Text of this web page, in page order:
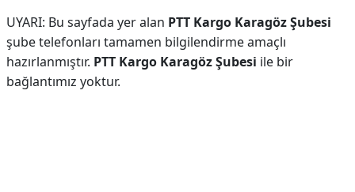
UYARI: Bu sayfada yer alan PTT Kargo Karagöz Şubesi
şube telefonları tamamen bilgilendirme amaçlı
hazırlanmıştır. PTT Kargo Karagöz Şubesi ile bir
bağlantımız yoktur.